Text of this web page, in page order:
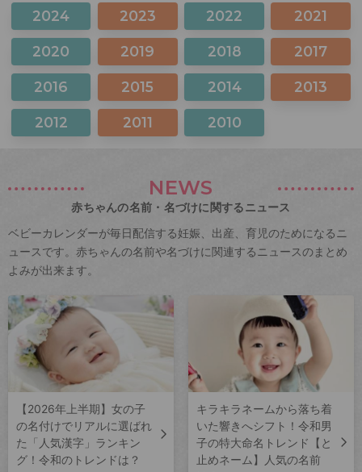
2024 2023 2022 2021
2020 2019 2018 2017
2016 2015 2014 2013
2012 2011 2010
NEWS
赤ちゃんの名前・名づけに関するニュース
ベビーカレンダーが毎日配信する妊娠、出産、育児のためになるニ
ュースです。赤ちゃんの名前や名づけに関連するニュースのまとめ
よみが出来ます。
【2026年上半期】女の子
の名付けでリアルに選ばれ
た「人気漢字」ランキン
グ！令和のトレンドは？
キラキラネームから落ち着
いた響きへシフト！令和男
子の特大命名トレンド【と
止めネーム】人気の名前